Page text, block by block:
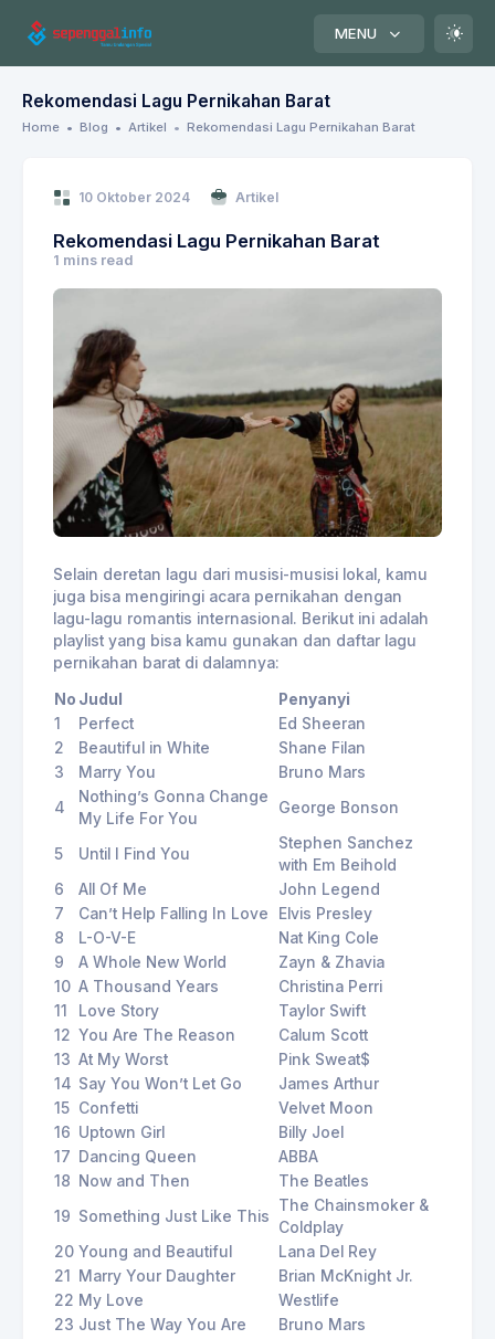
MENU
Rekomendasi Lagu Pernikahan Barat
Home Blog Artikel Rekomendasi Lagu Pernikahan Barat
10 Oktober 2024 Artikel
Rekomendasi Lagu Pernikahan Barat
1 mins read
Selain deretan lagu dari musisi-musisi lokal, kamu
juga bisa mengiringi acara pernikahan dengan
lagu-lagu romantis internasional. Berikut ini adalah
playlist yang bisa kamu gunakan dan daftar lagu
pernikahan barat di dalamnya:
No Judul
Penyanyi
1
Perfect
Ed Sheeran
2
Beautiful in White
Shane Filan
3
Marry You
Bruno Mars
4
Nothing’s Gonna Change
My Life For You
George Bonson
5 Until I Find You
Stephen Sanchez
with Em Beihold
6
All Of Me
John Legend
7
Can’t Help Falling In Love
Elvis Presley
8
L-O-V-E
Nat King Cole
9
A Whole New World
Zayn & Zhavia
10 A Thousand Years
Christina Perri
11
Love Story
Taylor Swift
12 You Are The Reason
Calum Scott
13 At My Worst
Pink Sweat$
14 Say You Won’t Let Go
James Arthur
15 Confetti
Velvet Moon
16 Uptown Girl
Billy Joel
17
Dancing Queen
ABBA
18
Now and Then
The Beatles
19 Something Just Like This
The Chainsmoker &
Coldplay
20 Young and Beautiful
Lana Del Rey
21
Marry Your Daughter
Brian McKnight Jr.
22 My Love
Westlife
23 Just The Way You Are
Bruno Mars